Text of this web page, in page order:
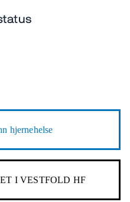
hjernehelse
I VESTFOLD HF